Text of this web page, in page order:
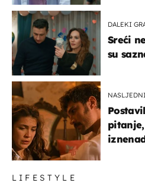
DALEKI
Sreći
su
LIFESTYLE